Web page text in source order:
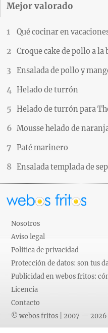
Mejor valorado
Qué cocinar en
Croque cake de pollo a la
Ensalada de pollo y
Helado de turrón
Helado de turrón para
Mousse helado de
Paté marinero
Ensalada templada de
Nosotros
Aviso legal
Política de privacidad
Protección de datos: son tus
Publicidad en webos fritos:
Licencia
Contacto
© webos fritos | 2007 — 2026